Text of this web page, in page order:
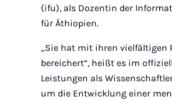
(ifu), als Dozentin der
für Äthiopien.
„Sie hat mit ihren vielfältigen
bereichert“, heißt es im
Leistungen als
um die Entwicklung einer